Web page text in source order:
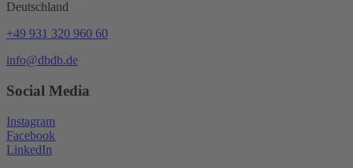
Deutschland
+49 931 320 960 60
info@dbdb.de
Social Media
Instagram
Facebook
LinkedIn